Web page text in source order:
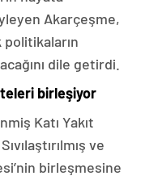
Akarçeşme,
politikaların
dile getirdi.
birleşiyor
Katı Yakıt
ve
birleşmesine